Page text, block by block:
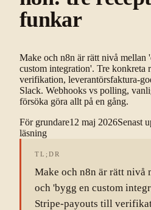
funkar
Make och n8n är rätt nivå mellan
custom integration'. Tre konkreta
verifikation, leverantörsfaktura-
Slack. Webhooks vs polling,
försöka göra allt på en gång.
För grundare12 maj 2026Senast
läsning
TL;DR
Make och n8n är rätt nivå
och 'bygg en custom
Stripe-payouts till